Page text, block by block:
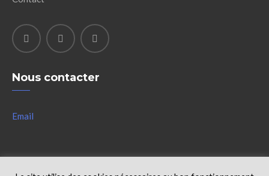
Nous contacter
Email